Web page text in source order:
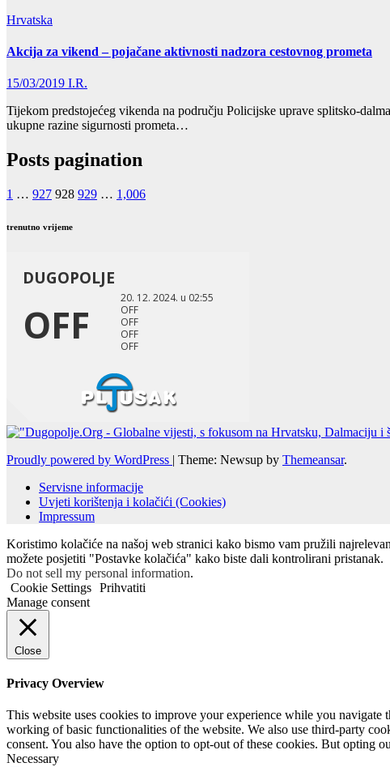
Hrvatska
Akcija za vikend – pojačane aktivnosti nadzora cestovnog prometa
15/03/2019 I.R.
Tijekom predstojećeg vikenda na području Policijske uprave splitsko-
ukupne razine sigurnosti prometa…
Posts pagination
1 … 927 928 929 … 1,006
trenutno vrijeme
Proudly powered by WordPress | Theme: Newsup by Themeansar.
Servisne informacije
Uvjeti korištenja i kolačići (Cookies)
Impressum
Koristimo kolačiće na našoj web stranici kako bismo vam pružili
možete posjetiti "Postavke kolačića" kako biste dali kontrolirani pristanak.
Do not sell my personal information.
Cookie Settings Prihvatiti
Manage consent
Close
Privacy Overview
This website uses cookies to improve your experience while you navigate
working of basic functionalities of the website. We also use third-party
consent. You also have the option to opt-out of these cookies. But opting
Necessary